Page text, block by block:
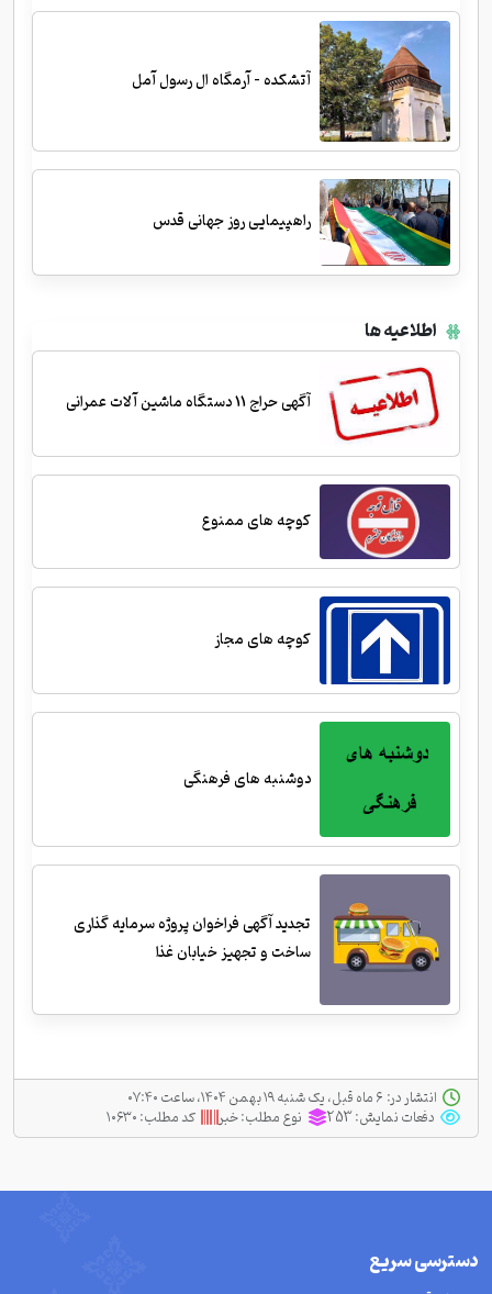
آتشکده - آرمگاه ال رسول آمل
راهپیمایی روز جهانی قدس
اطلاعیه ها
آگهی حراج 11 دستگاه ماشین آلات عمرانی
کوچه های ممنوع
کوچه های مجاز
دوشنبه های فرهنگی
تجدید آگهی فراخوان پروژه سرمایه گذاری
ساخت و تجهیز خیابان غذا
انتشار در:
دفعات نمایش:253 نوع مطلب:خبر کد مطلب:۱۰۶۳۰
دسترسی سریع